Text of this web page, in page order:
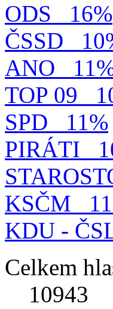
ODS
16%
ČSSD
ANO
TOP 09
SPD
11%
PIRÁTI
KSČM
KDU -
Celkem
10943